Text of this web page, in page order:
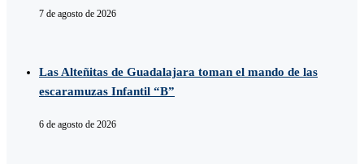
7 de agosto de 2026
Las Alteñitas de Guadalajara toman el mando de las
escaramuzas Infantil “B”
6 de agosto de 2026